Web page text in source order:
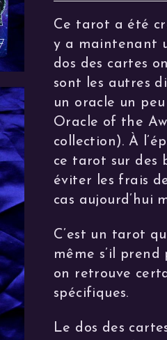
Ce tarot a été
y a maintenant
dos des cartes
sont les autres
un oracle un
Oracle of the
collection). À
ce tarot sur des
éviter les frais
cas aujourd’hui
C’est un tarot
même s’il
on retrouve
spécifiques.
Le dos des